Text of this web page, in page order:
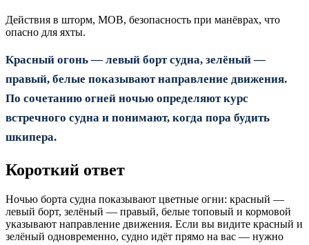
Действия в шторм, MOB, безопасность при манёврах, что
опасно для яхты.
Красный огонь — левый борт судна, зелёный —
правый, белые показывают направление движения.
По сочетанию огней ночью определяют курс
встречного судна и понимают, когда пора будить
шкипера.
Короткий ответ
Ночью борта судна показывают цветные огни: красный —
левый борт, зелёный — правый, белые топовый и кормовой
указывают направление движения. Если вы видите красный и
зелёный одновременно, судно идёт прямо на вас — нужно